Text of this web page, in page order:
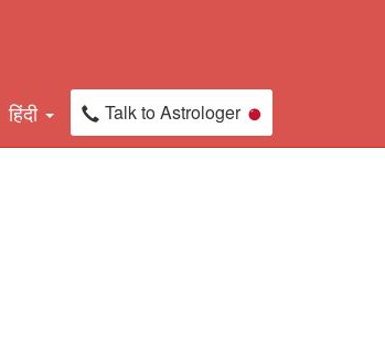
हिंदी Talk to Astrologer